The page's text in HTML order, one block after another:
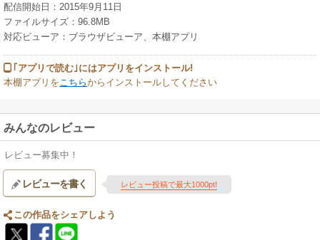
配信開始日：2015年9月11日
ファイルサイズ：96.8MB
対応ビューア：ブラウザビューア、本棚アプリ
｢アプリで読む｣にはアプリをインストール!
本棚アプリを こちらからインストールしてください
みんなのレビュー
レビュー募集中！
レビューを書く レビュー投稿で最大1000pt!
この作品をシェアしよう